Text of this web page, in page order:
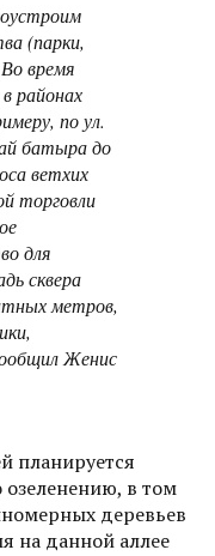
(парки,
время
районах
по ул.
батыра до
ветхих
торговли
для
сквера
метров,
Женис
планируется
в том
деревьев
на данной аллее